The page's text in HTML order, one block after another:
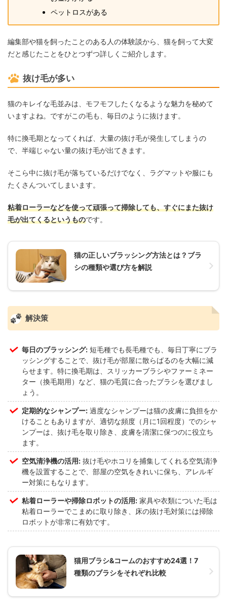
ペットロスがある
編集部や猫を飼ったことのある人の体験談から、猫を飼って大変
だと感じたことをひとつずつ詳しくご紹介します。
抜け毛が多い
猫のキレイな毛並みは、モフモフしたくなるような魅力を秘めて
いますよね。ですがこの毛も、毎日のように抜けます。
特に換毛期となってくれば、大量の抜け毛が発生してしまうの
で、半端じゃない量の抜け毛が出てきます。
そこら中に抜け毛が落ちているだけでなく、ラグマットや服にも
たくさんついてしまいます。
粘着ローラーなどを使って頑張って掃除しても、すぐにまた抜け
毛が出てくるというものです。
猫の正しいブラッシング方法とは？ブラ
シの種類や選び方を解説
解決策
毎日のブラッシング: 短毛種でも長毛種でも、毎日丁寧にブラ
ッシングすることで、抜け毛が部屋に散らばるのを大幅に減
らせます。特に換毛期は、スリッカーブラシやファーミネー
ター（換毛期用）など、猫の毛質に合ったブラシを選びまし
ょう。
定期的なシャンプー: 過度なシャンプーは猫の皮膚に負担をか
けることもありますが、適切な頻度（月に1回程度）でのシャ
ンプーは、抜け毛を取り除き、皮膚を清潔に保つのに役立ち
ます。
空気清浄機の活用: 抜け毛やホコリを捕集してくれる空気清浄
機を設置することで、部屋の空気をきれいに保ち、アレルギ
ー対策にもなります。
粘着ローラーや掃除ロボットの活用: 家具や衣類についた毛は
粘着ローラーでこまめに取り除き、床の抜け毛対策には掃除
ロボットが非常に有効です。
猫用ブラシ&コームのおすすめ24選！7
種類のブラシをそれぞれ比較